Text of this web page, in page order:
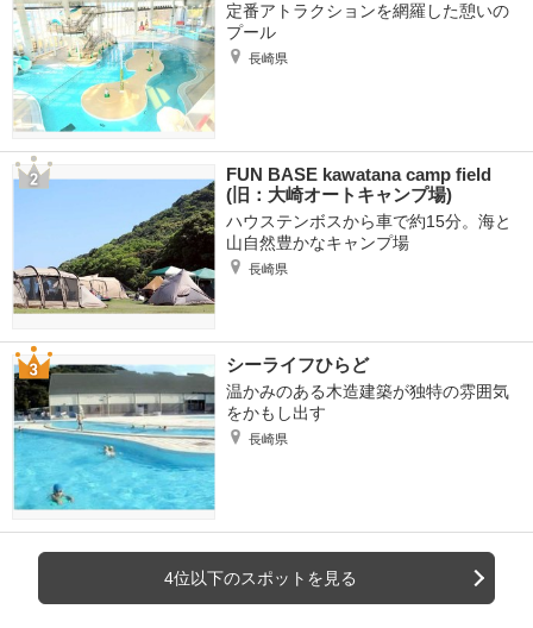
定番アトラクションを網羅した憩いの
プール
長崎県
FUN BASE kawatana camp field
(旧：大崎オートキャンプ場)
ハウステンボスから車で約15分。海と
山自然豊かなキャンプ場
長崎県
シーライフひらど
温かみのある木造建築が独特の雰囲気
をかもし出す
長崎県
4位以下のスポットを見る